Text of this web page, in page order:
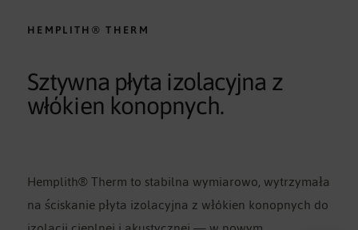
HEMPLITH® THERM
Sztywna płyta izolacyjna z
włókien konopnych.
Hemplith® Therm to stabilna wymiarowo, wytrzymała
na ściskanie płyta izolacyjna z włókien konopnych do